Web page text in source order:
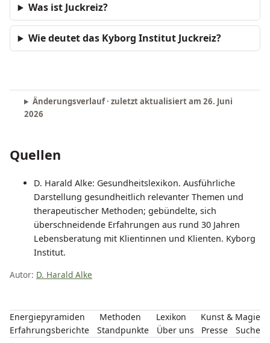
Was ist Juckreiz?
Wie deutet das Kyborg Institut Juckreiz?
Änderungsverlauf · zuletzt aktualisiert am 26. Juni
2026
Quellen
D. Harald Alke: Gesundheitslexikon. Ausführliche
Darstellung gesundheitlich relevanter Themen und
therapeutischer Methoden; gebündelte, sich
überschneidende Erfahrungen aus rund 30 Jahren
Lebensberatung mit Klientinnen und Klienten. Kyborg
Institut.
Autor: D. Harald Alke
Energiepyramiden Methoden Lexikon
Kunst & Magie
Erfahrungsberichte
Standpunkte Über uns Presse Suche